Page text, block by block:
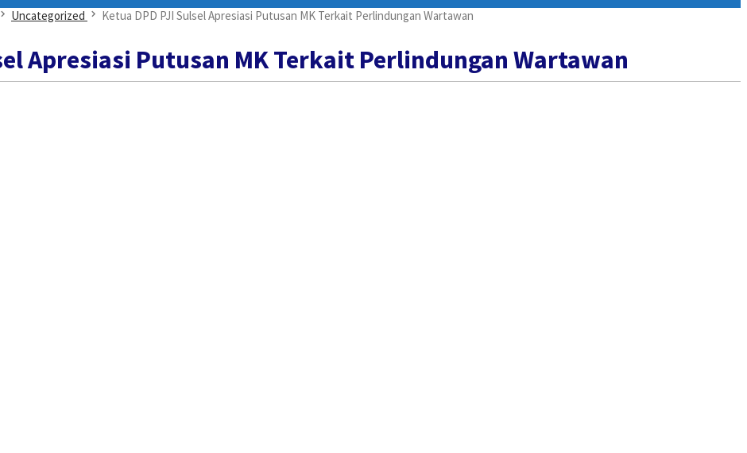
Uncategorized Ketua DPD PJI Sulsel Apresiasi Putusan MK Terkait Perlindungan Wartawan
Apresiasi Putusan MK Terkait Perlindungan Wartawan